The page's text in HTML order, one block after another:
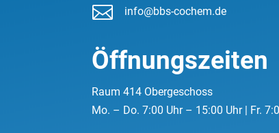
 info@bbs-cochem.de
Öffnungszeiten
Raum 414 Obergeschoss
Mo. – Do. 7:00 Uhr – 15:00 Uhr | Fr.